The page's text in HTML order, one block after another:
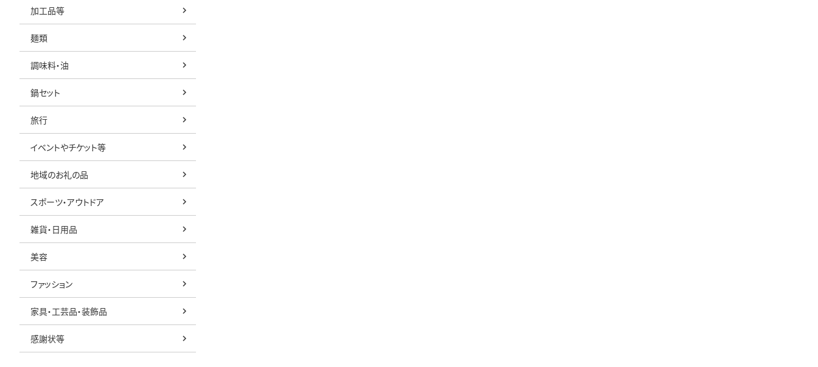
加工品等
麺類
調味料・油
鍋セット
旅行
イベントやチケット等
地域のお礼の品
スポーツ・アウトドア
雑貨・日用品
美容
ファッション
家具・工芸品・装飾品
感謝状等